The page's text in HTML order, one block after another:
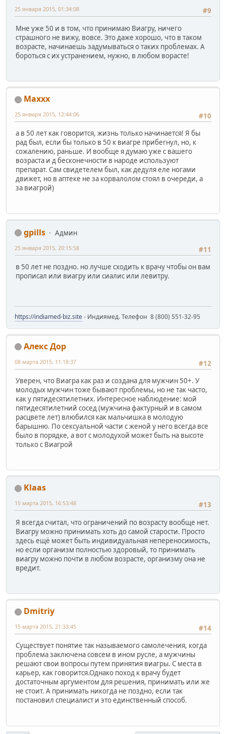
#9
25 января 2015, 01:34:08
Мне уже 50 и в том, что принимаю Виагру, ничего
страшного не вижу, вовсе. Это даже хорошо, что в таком
возрасте, начинаешь задумываться о таких проблемах. А
бороться с их устранением, нужно, в любом ворасте!
Maxxx
#10
25 января 2015, 12:44:06
а в 50 лет как говорится, жизнь только начинается! Я бы
рад был, если бы только в 50 к виагре прибегнул, но, к
сожалению, раньше. И вообще я думаю уже с вашего
возраста и д бесконечности в народе используют
препарат. Сам свидетелем был, как дедуля еле ногами
движет, но в аптеке не за корвалолом стоял в очереди, а
за виагрой)
gpills
Админ
#11
25 января 2015, 20:15:58
в 50 лет не поздно. но лучше сходить к врачу чтобы он вам
прописал или виагру или сиалис или левитру.
https://indiamed-biz.site- Индиямед. Телефон 8 (800) 551-32-95
Алекс Дор
#12
08 марта 2015, 11:18:37
Уверен, что Виагра как раз и создана для мужчин 50+. У
молодых мужчин тоже бывают проблемы, но не так часто,
как у пятидесятилетних. Интересное наблюдение: мой
пятидесятилетний сосед (мужчина фактурный и в самом
расцвете лет) влюбился как мальчишка в молодую
барышню. По сексуальной части с женой у него всегда все
было в порядке, а вот с молодухой может быть на высоте
только с Виагрой
Klaas
#13
15 марта 2015, 16:53:48
Я всегда считал, что ограничений по возрасту вообще нет.
Виагру можно принимать хоть до самой старости. Просто
здесь ещё может быть индивидуальная непереносимость,
но если организм полностью здоровый, то принимать
виагру можно почти в любом возрасте, организму она не
вредит.
Dmitriy
#14
15 марта 2015, 21:33:45
Существует понятие так называемого самолечения, когда
проблема заключена совсем в ином русле, а мужчины
решают свои вопросы путем принятия виагры. С места в
карьер, как говорится.Однако поход к врачу будет
достаточным аргументом для решения, принимать или же
не стоит. А принимать никогда не поздно, если так
постановил специалист и это единственный способ.